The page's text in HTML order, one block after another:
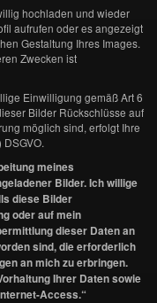
hochladen und wieder
aufrufen oder es angezeigt
Gestaltung Ihres Images.
Zwecken ist
Einwilligung gemäß Art 6
Bilder Rückschlüsse auf
möglich sind, erfolgt Ihre
meines
Bilder. Ich willige
diese Bilder
oder auf mein
dieser Daten an
sind, die erforderlich
an mich zu erbringen.
Ihrer Daten sowie
Access.“